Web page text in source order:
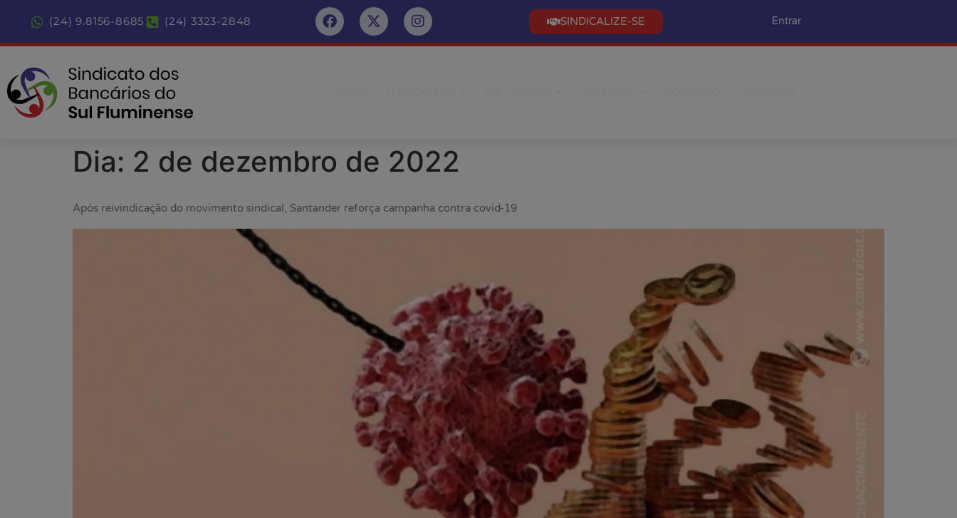
(24) 9.8156-8685 (24) 3323-2848 SINDICALIZE-SE Entrar
Dia: 2 de dezembro de 2022
Após reivindicação do movimento sindical, Santander reforça campanha contra covid-19